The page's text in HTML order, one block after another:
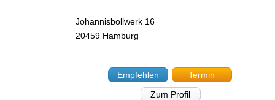
Johannisbollwerk 16
20459 Hamburg
Empfehlen
Termin
Zum Profil